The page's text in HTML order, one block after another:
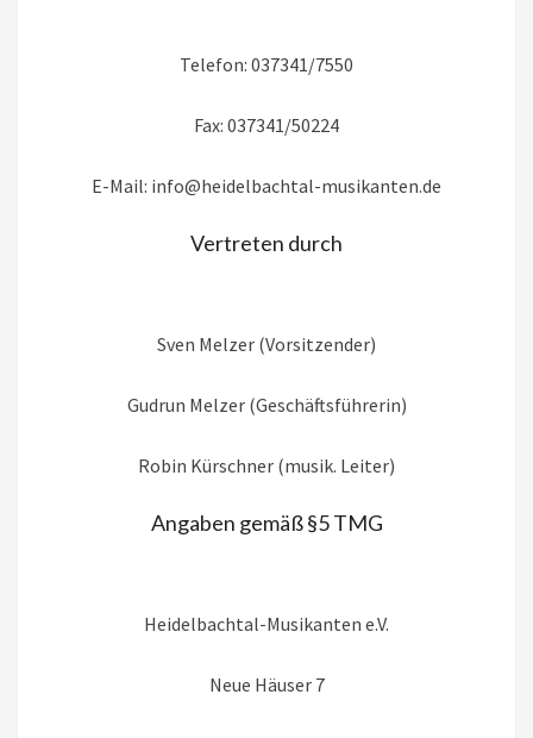
Telefon: 037341/7550
Fax: 037341/50224
E-Mail: info@heidelbachtal-musikanten.de
Vertreten durch
Sven Melzer (Vorsitzender)
Gudrun Melzer (Geschäftsführerin)
Robin Kürschner (musik. Leiter)
Angaben gemäß §5 TMG
Heidelbachtal-Musikanten e.V.
Neue Häuser 7